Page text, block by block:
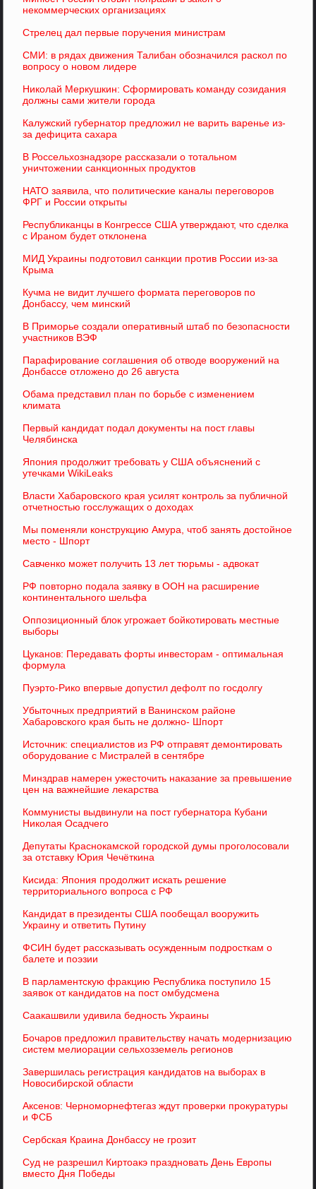
некоммерческих организациях
Стрелец дал первые поручения министрам
СМИ: в рядах движения Талибан обозначился раскол по
вопросу о новом лидере
Николай Меркушкин: Сформировать команду созидания
должны сами жители города
Калужский губернатор предложил не варить варенье из-
за дефицита сахара
В Россельхознадзоре рассказали о тотальном
уничтожении санкционных продуктов
НАТО заявила, что политические каналы переговоров
ФРГ и России открыты
Республиканцы в Конгрессе США утверждают, что сделка
с Ираном будет отклонена
МИД Украины подготовил санкции против России из-за
Крыма
Кучма не видит лучшего формата переговоров по
Донбассу, чем минский
В Приморье создали оперативный штаб по безопасности
участников ВЭФ
Парафирование соглашения об отводе вооружений на
Донбассе отложено до 26 августа
Обама представил план по борьбе с изменением
климата
Первый кандидат подал документы на пост главы
Челябинска
Япония продолжит требовать у США объяснений с
утечками WikiLeaks
Власти Хабаровского края усилят контроль за публичной
отчетностью госслужащих о доходах
Мы поменяли конструкцию Амура, чтоб занять достойное
место - Шпорт
Савченко может получить 13 лет тюрьмы - адвокат
РФ повторно подала заявку в ООН на расширение
континентального шельфа
Оппозиционный блок угрожает бойкотировать местные
выборы
Цуканов: Передавать форты инвесторам - оптимальная
формула
Пуэрто-Рико впервые допустил дефолт по госдолгу
Убыточных предприятий в Ванинском районе
Хабаровского края быть не должно- Шпорт
Источник: специалистов из РФ отправят демонтировать
оборудование с Мистралей в сентябре
Минздрав намерен ужесточить наказание за превышение
цен на важнейшие лекарства
Коммунисты выдвинули на пост губернатора Кубани
Николая Осадчего
Депутаты Краснокамской городской думы проголосовали
за отставку Юрия Чечёткина
Кисида: Япония продолжит искать решение
территориального вопроса с РФ
Кандидат в президенты США пообещал вооружить
Украину и ответить Путину
ФСИН будет рассказывать осужденным подросткам о
балете и поэзии
В парламентскую фракцию Республика поступило 15
заявок от кандидатов на пост омбудсмена
Саакашвили удивила бедность Украины
Бочаров предложил правительству начать модернизацию
систем мелиорации сельхозземель регионов
Завершилась регистрация кандидатов на выборах в
Новосибирской области
Аксенов: Черноморнефтегаз ждут проверки прокуратуры
и ФСБ
Сербская Краина Донбассу не грозит
Суд не разрешил Киртоакэ праздновать День Европы
вместо Дня Победы